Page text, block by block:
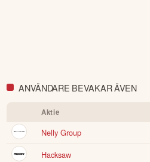
ANVÄNDARE BEVAKAR ÄVEN
Aktie
Nelly Group
Hacksaw